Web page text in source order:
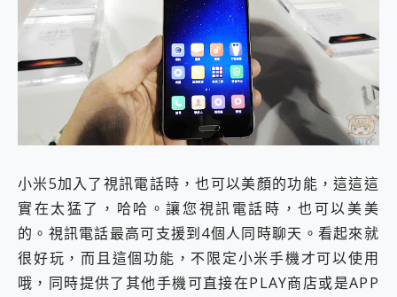
小米5加入了視訊電話時，也可以美顏的功能，這這這
實在太猛了，哈哈。讓您視訊電話時，也可以美美
的。視訊電話最高可支援到4個人同時聊天。看起來就
很好玩，而且這個功能，不限定小米手機才可以使用
哦，同時提供了其他手機可直接在PLAY商店或是APP